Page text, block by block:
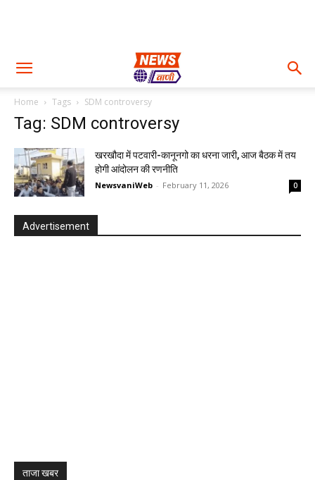
Home Tags SDM controversy
Tag: SDM controversy
खरखौदा में पटवारी-कानूनगो का धरना जारी, आज बैठक में तय
होगी आंदोलन की रणनीति
NewsvaniWeb - February 11, 2026 0
Advertisement
ताजा खबर